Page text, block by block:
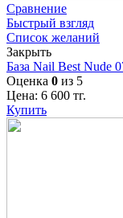
Сравнение
Быстрый взгляд
Список желаний
Закрыть
База Nail Best Nude
Оценка 0 из 5
Цена: 6 600 тг.
Купить